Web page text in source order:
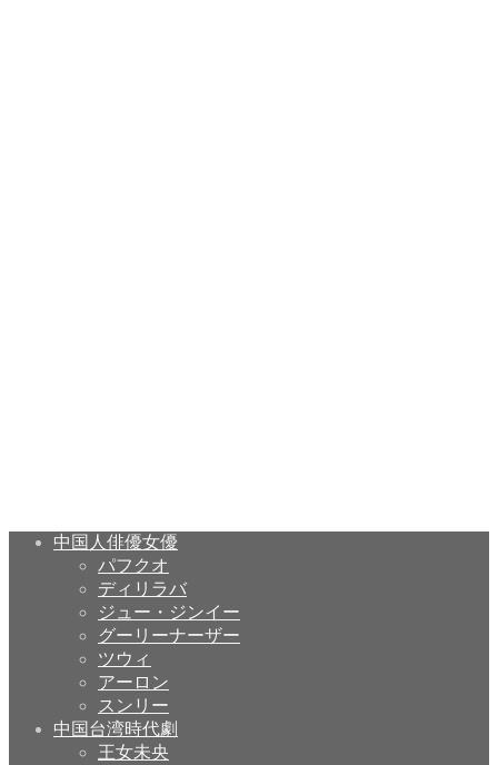
中国人俳優女優
パフクオ
ディリラバ
ジュー・ジンイー
グーリーナーザー
ツウィ
アーロン
スンリー
中国台湾時代劇
王女未央